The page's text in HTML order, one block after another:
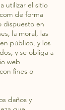
utilizar el sitio
de forma
dispuesto en
la moral, las
público, y los
y se obliga a
web
con fines o
daños y